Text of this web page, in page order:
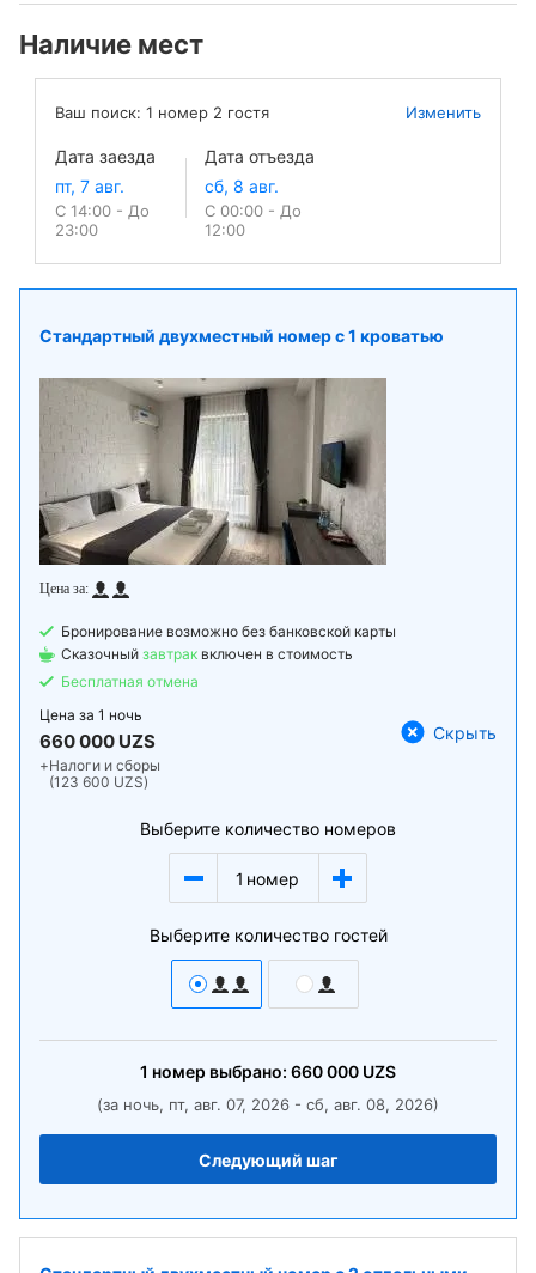
Наличие мест
Ваш поиск: 1 номер 2 гостя Изменить
Дата заезда
С 14:00 - До
23:00
Дата отъезда
С 00:00 - До
12:00
Стандартный двухместный номер с 1 кроватью
Бронирование возможно без банковской карты
Сказочный завтрак включен в стоимость
Бесплатная отмена
Цена за 1 ночь
660 000 UZS
+Налоги и сборы
(123 600 UZS)
Скрыть
Выберите количество номеров
1 номер
Выберите количество гостей
1 номер выбрано: 660 000 UZS
(за ночь, пт, авг. 07, 2026 - сб, авг. 08, 2026)
Следующий шаг